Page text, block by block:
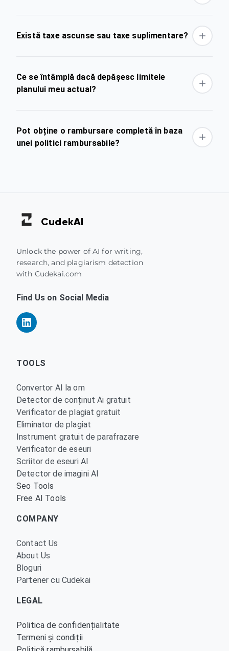
Există taxe ascunse sau taxe suplimentare?
Ce se întâmplă dacă depășesc limitele
planului meu actual?
Pot obține o rambursare completă în baza
unei politici rambursabile?
CudekAI
Unlock the power of AI for writing,
research, and plagiarism detection
with Cudekai.com
Find Us on Social Media
TOOLS
Convertor AI la om
Detector de conținut Ai gratuit
Verificator de plagiat gratuit
Eliminator de plagiat
Instrument gratuit de parafrazare
Verificator de eseuri
Scriitor de eseuri AI
Detector de imagini AI
Seo Tools
Free AI Tools
COMPANY
Contact Us
About Us
Bloguri
Partener cu Cudekai
LEGAL
Politica de confidențialitate
Termeni și condiții